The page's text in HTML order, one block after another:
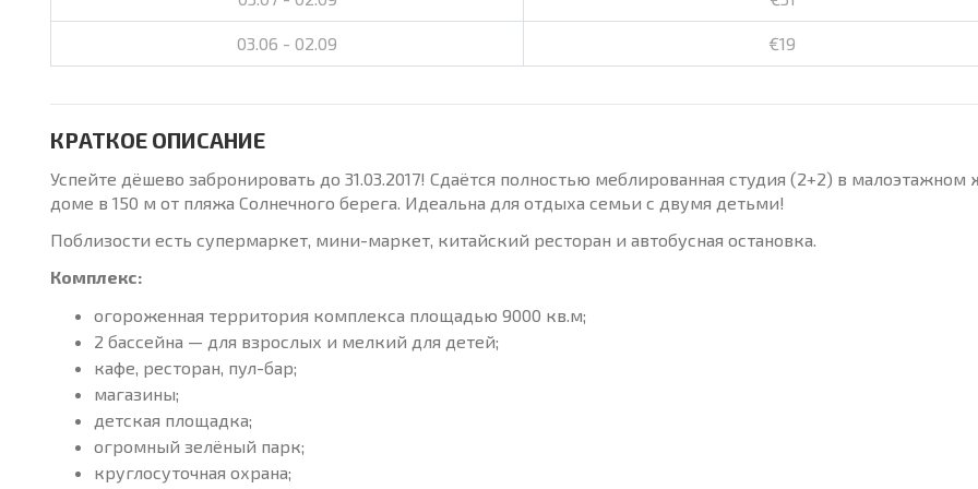
03.06 - 02.09 €19
КРАТКОЕ ОПИСАНИЕ
Успейте дёшево забронировать до 31.03.2017! Сдаётся полностью меблированная студия (2+2) в малоэтажном
доме в 150 м от пляжа Солнечного берега. Идеальна для отдыха семьи с двумя детьми!
Поблизости есть супермаркет, мини-маркет, китайский ресторан и автобусная остановка.
Комплекс:
огороженная территория комплекса площадью 9000 кв.м;
2 бассейна — для взрослых и мелкий для детей;
кафе, ресторан, пул-бар;
магазины;
детская площадка;
огромный зелёный парк;
круглосуточная охрана;